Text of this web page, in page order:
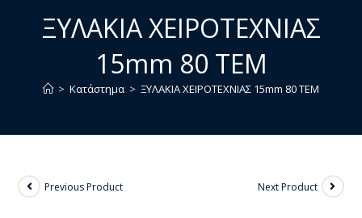
ΞΥΛΑΚΙΑ ΧΕΙΡΟΤΕΧΝΙΑΣ
15mm 80 ΤΕΜ
> Κατάστημα > ΞΥΛΑΚΙΑ ΧΕΙΡΟΤΕΧΝΙΑΣ 15mm 80 ΤΕΜ
Previous Product Next Product